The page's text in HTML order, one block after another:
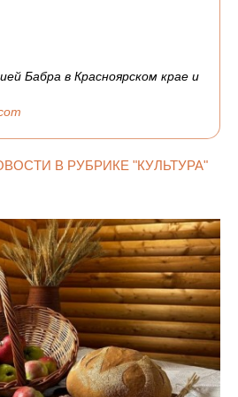
Бабра в Красноярском крае и
В РУБРИКЕ "КУЛЬТУРА"